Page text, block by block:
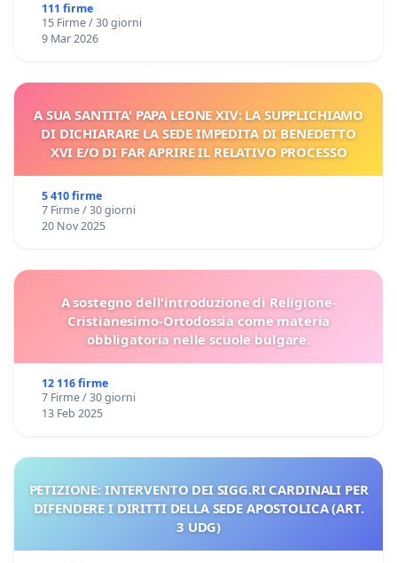
111 firme
15 Firme / 30 giorni
9 Mar 2026
A SUA SANTITA' PAPA LEONE XIV: LA SUPPLICHIAMO
DI DICHIARARE LA SEDE IMPEDITA DI BENEDETTO
XVI E/O DI FAR APRIRE IL RELATIVO PROCESSO
5 410 firme
7 Firme / 30 giorni
20 Nov 2025
A sostegno dell'introduzione di Religione-
Cristianesimo-Ortodossia come materia
obbligatoria nelle scuole bulgare.
12 116 firme
7 Firme / 30 giorni
13 Feb 2025
PETIZIONE: INTERVENTO DEI SIGG.RI CARDINALI PER
DIFENDERE I DIRITTI DELLA SEDE APOSTOLICA (ART.
3 UDG)